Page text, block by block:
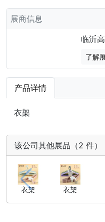
展商信息
临沂
了解
产品详情
衣架
该公司其他展品（2 件）
衣架 衣架